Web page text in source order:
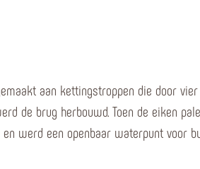
aan kettingstroppen die door
de brug herbouwd. Toen de eiken
werd een openbaar waterpunt voor